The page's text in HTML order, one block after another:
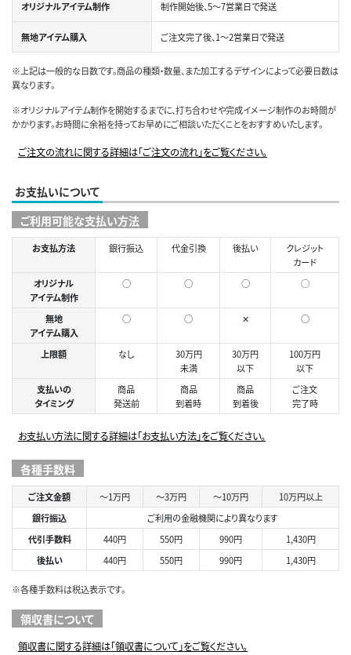
オリジナルアイテム制作 制作開始後、5～7営業日で発送
無地アイテム購入 ご注文完了後、1～2営業日で発送
※上記は一般的な日数です。商品の種類・数量、また加工するデザインによって必要日数は
異なります。
※オリジナルアイテム制作を開始するまでに、打ち合わせや完成イメージ制作のお時間が
かかります。お時間に余裕を持ってお早めにご相談いただくことをおすすめいたします。
ご注文の流れに関する詳細は「ご注文の流れ」をご覧ください。
お支払いについて
ご利用可能な支払い方法
お支払方法 銀行振込 代金引換 後払い
クレジット
カード
オリジナル
アイテム制作
○ ○ ○ ◯
無地
アイテム購入
○ ○ ✕ ○
上限額 なし
30万円
未満
30万円
以下
100万円
以下
支払いの
タイミング
商品
発送前
商品
到着時
商品
到着後
ご注文
完了時
お支払い方法に関する詳細は「お支払い方法」をご覧ください。
各種手数料
ご注文金額 ～1万円 ～3万円 ～10万円
10万円以上
銀行振込
ご利用の金融機関により異なります
代引手数料
440円 550円 990円
1,430円
後払い
440円 550円 990円 1,430円
※各種手数料は税込表示です。
領収書について
領収書に関する詳細は「領収書について」をご覧ください。